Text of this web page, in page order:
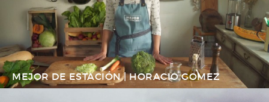
MEJOR DE ESTACIÓN | HORACIO GOMEZ